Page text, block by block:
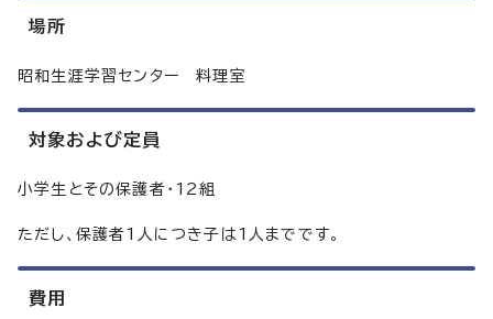
場所
昭和生涯学習センター 料理室
対象および定員
小学生とその保護者・12組
ただし、保護者1人につき子は1人までです。
費用